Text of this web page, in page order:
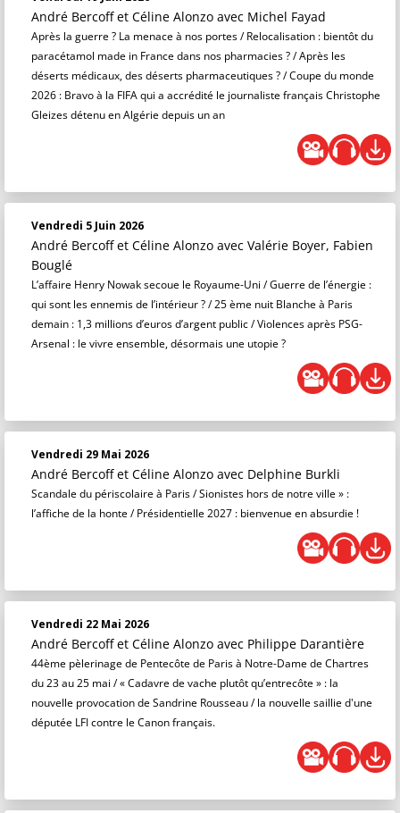
André Bercoff et Céline Alonzo avec Michel Fayad
Après la guerre ? La menace à nos portes / Relocalisation : bientôt du
paracétamol made in France dans nos pharmacies ? / Après les
déserts médicaux, des déserts pharmaceutiques ? / Coupe du monde
2026 : Bravo à la FIFA qui a accrédité le journaliste français Christophe
Gleizes détenu en Algérie depuis un an
Vendredi 5 Juin 2026
André Bercoff et Céline Alonzo avec Valérie Boyer, Fabien
Bouglé
L’affaire Henry Nowak secoue le Royaume-Uni / Guerre de l’énergie :
qui sont les ennemis de l’intérieur ? / 25 ème nuit Blanche à Paris
demain : 1,3 millions d’euros d’argent public / Violences après PSG-
Arsenal : le vivre ensemble, désormais une utopie ?
Vendredi 29 Mai 2026
André Bercoff et Céline Alonzo avec Delphine Burkli
Scandale du périscolaire à Paris / Sionistes hors de notre ville » :
l’affiche de la honte / Présidentielle 2027 : bienvenue en absurdie !
Vendredi 22 Mai 2026
André Bercoff et Céline Alonzo avec Philippe Darantière
44ème pèlerinage de Pentecôte de Paris à Notre-Dame de Chartres
du 23 au 25 mai / « Cadavre de vache plutôt qu’entrecôte » : la
nouvelle provocation de Sandrine Rousseau / la nouvelle saillie d'une
députée LFI contre le Canon français.